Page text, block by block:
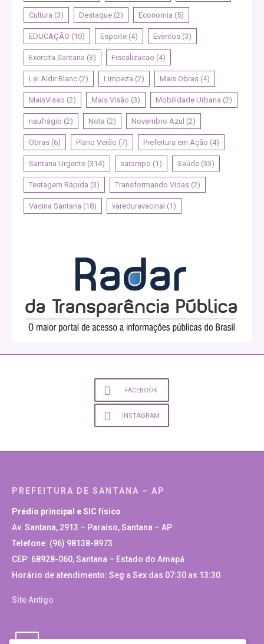
Cultura (3) Destaque (2) Economia (5)
EDUCAÇÃO (10) Esporte (4) Eventos (3)
Exercita Santana (3) Fiscalizacao (4)
Lei Aldir Blanc (2) Limpeza (2) Mais Obras (4)
MaisVisao (2) Mais Visão (3) Mobilidade Urbana (2)
naufrágio (2) Nota (2) Novembro Azul (2)
Obras (6) Plano Verão (7) Prefeitura em Ação (4)
Santana Urgente (314) sarampo (1) Saúde (33)
Testagem Rápida (3) Transformando Vidas (2)
Vacina Santana (18) vareduravacinal (1)
FACEBOOK
INSTAGRAM
PREFEITURA DE SANTANA – AP
Prédio principal e SIC físico
Av. Santana, 2913 – Paraíso, Santana – AP
Telefone: (96) 98138-8973
CEP: 68928-060, Santana – Estado do Amapá
Horário de atendimento: Seg a Sex das 07:30 as 13:30
Site Antigo